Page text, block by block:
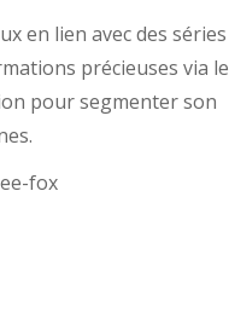
en lien avec des séries
précieuses via le
pour segmenter son